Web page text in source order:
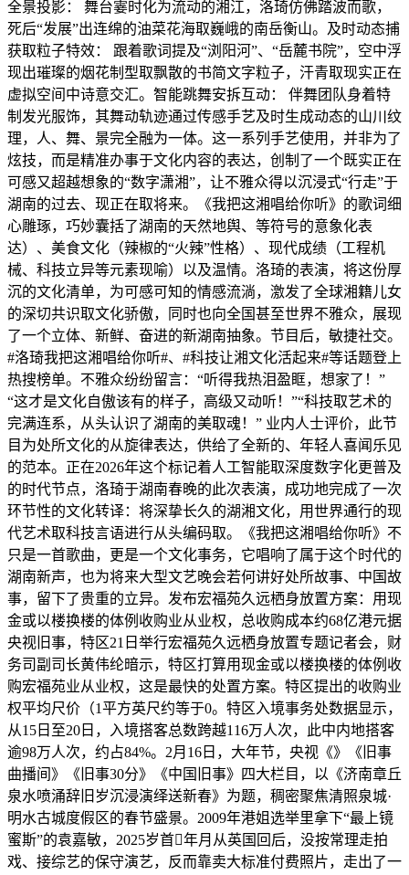
全景投影： 舞台霎时化为流动的湘江，洛琦仿佛踏波而歌，
死后“发展”出连绵的油菜花海取巍峨的南岳衡山。及时动态捕
获取粒子特效： 跟着歌词提及“浏阳河”、“岳麓书院”，空中浮
现出璀璨的烟花制型取飘散的书简文字粒子，汗青取现实正在
虚拟空间中诗意交汇。智能跳舞安拆互动： 伴舞团队身着特
制发光服饰，其舞动轨迹通过传感手艺及时生成动态的山川纹
理，人、舞、景完全融为一体。这一系列手艺使用，并非为了
炫技，而是精准办事于文化内容的表达，创制了一个既实正在
可感又超越想象的“数字潇湘”，让不雅众得以沉浸式“行走”于
湖南的过去、现正在取将来。《我把这湘唱给你听》的歌词细
心雕琢，巧妙囊括了湖南的天然地舆、等符号的意象化表
达）、美食文化（辣椒的“火辣”性格）、现代成绩（工程机
械、科技立异等元素现喻）以及温情。洛琦的表演，将这份厚
沉的文化清单，为可感可知的情感流淌，激发了全球湘籍儿女
的深切共识取文化骄傲，同时也向全国甚至世界不雅众，展现
了一个立体、新鲜、奋进的新湖南抽象。节目后，敏捷社交。
#洛琦我把这湘唱给你听#、#科技让湘文化活起来#等话题登上
热搜榜单。不雅众纷纷留言：“听得我热泪盈眶，想家了！”
“这才是文化自傲该有的样子，高级又动听！”“科技取艺术的
完满连系，从头认识了湖南的美取魂！” 业内人士评价，此节
目为处所文化的从旋律表达，供给了全新的、年轻人喜闻乐见
的范本。正在2026年这个标记着人工智能取深度数字化更普及
的时代节点，洛琦于湖南春晚的此次表演，成功地完成了一次
环节性的文化转译：将深挚长久的湖湘文化，用世界通行的现
代艺术取科技言语进行从头编码取。《我把这湘唱给你听》不
只是一首歌曲，更是一个文化事务，它唱响了属于这个时代的
湖南新声，也为将来大型文艺晚会若何讲好处所故事、中国故
事，留下了贵重的立异。发布宏福苑久远栖身放置方案：用现
金或以楼换楼的体例收购业从业权，总收购成本约68亿港元据
央视旧事，特区21日举行宏福苑久远栖身放置专题记者会，财
务司副司长黄伟纶暗示，特区打算用现金或以楼换楼的体例收
购宏福苑业从业权，这是最快的处置方案。特区提出的收购业
权平均尺价（1平方英尺约等于0。特区入境事务处数据显示，
从15日至20日，入境搭客总数跨越116万人次，此中内地搭客
逾98万人次，约占84%。2月16日，大年节，央视《》《旧事
曲播间》《旧事30分》《中国旧事》四大栏目，以《济南章丘
泉水喷涌辞旧岁沉浸演绎送新春》为题，稠密聚焦清照泉城·
明水古城度假区的春节盛景。2009年港姐选举里拿下“最上镜
蜜斯”的袁嘉敏，2025岁首年月从英国回后，没按常理走拍
戏、接综艺的保守演艺，反而靠卖大标准付费照片，走出了一